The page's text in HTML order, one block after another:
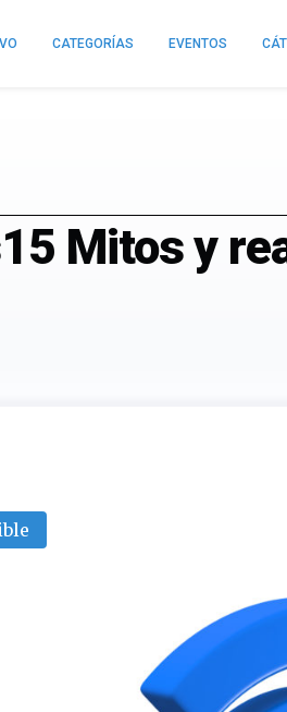
CATEGORÍAS EVENTOS
Mitos y